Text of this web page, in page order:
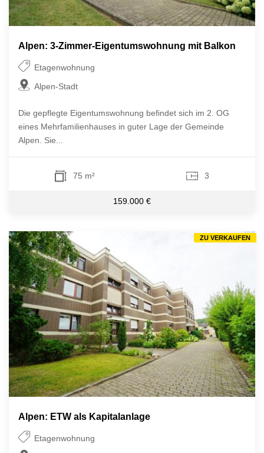
Alpen: 3-Zimmer-Eigentumswohnung mit Balkon
Etagenwohnung
Alpen-Stadt
Die gepflegte Eigentumswohnung befindet sich im 2. OG
eines Mehrfamilienhauses in guter Lage der Gemeinde
Alpen. Sie...
75 m² 3
159.000 €
Alpen: ETW als Kapitalanlage
Etagenwohnung
ZU VERKAUFEN